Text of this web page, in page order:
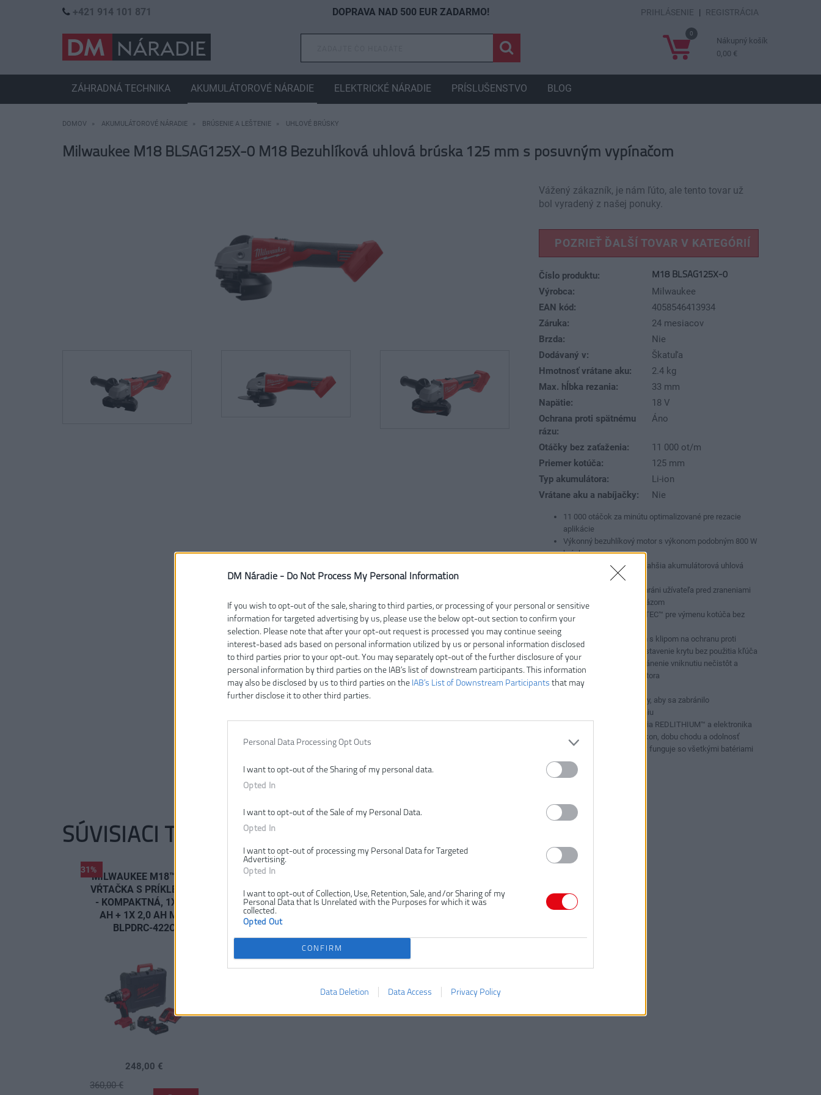
DM Náradie - Do Not Process My Personal Information
If you wish to opt-out of the sale, sharing to third parties, or processing of your personal or sensitive
information for targeted advertising by us, please use the below opt-out section to confirm your
selection. Please note that after your opt-out request is processed you may continue seeing
interest-based ads based on personal information utilized by us or personal information disclosed
to third parties prior to your opt-out. You may separately opt-out of the further disclosure of your
personal information by third parties on the IAB’s list of downstream participants. This information
may also be disclosed by us to third parties on the IAB’s List of Downstream Participants that may
further disclose it to other third parties.
Personal Data Processing Opt Outs
I want to opt-out of the Sharing of my personal data.
Opted In
I want to opt-out of the Sale of my Personal Data.
Opted In
I want to opt-out of processing my Personal Data for Targeted
Advertising.
Opted In
I want to opt-out of Collection, Use, Retention, Sale, and/or Sharing of my
Personal Data that Is Unrelated with the Purposes for which it was
collected.
Opted Out
CONFIRM
Data Deletion Data Access Privacy Policy
DOMOV AKUMULÁTOROVÉ NÁRADIE BRÚSENIE A LEŠTENIE UHLOVÉ BRÚSKY
Milwaukee M18 BLSAG125X-0 M18 Bezuhlíková uhlová brúska 125 mm s posuvným vypínačom
Vážený zákazník, je nám ľúto, ale tento tovar už
bol vyradený z našej ponuky.
POZRIEŤ ĎALŠÍ TOVAR V KATEGÓRIÍ
Číslo produktu:
M18 BLSAG125X-0
Výrobca:
Milwaukee
EAN kód:
4058546413934
Záruka:
24 mesiacov
Brzda:
Nie
Dodávaný v:
Škatuľa
Hmotnosť vrátane aku:
2.4 kg
Max. hĺbka rezania:
33 mm
Napätie:
18 V
Ochrana proti spätnému
rázu:
Áno
Otáčky bez zaťaženia:
11 000 ot/m
Priemer kotúča:
125 mm
Typ akumulátora:
Li-ion
Vrátane aku a nabíjačky:
Nie
11 000 otáčok za minútu optimalizované pre rezacie
aplikácie
Výkonný bezuhlíkový motor s výkonom podobným 800 W
brúske
Najkompaktnejšia a najľahšia akumulátorová uhlová
Bezpečnostná spojka chráni užívateľa pred zraneniami
spôsobenými spätným rázom
Integrovaný systém FIXTEC™ pre výmenu kotúča bez
Bezkľúčový kryt 125 mm s klipom na ochranu proti
prerezaniu pre rýchle nastavenie krytu bez použitia kľúča
Integrované sito na zabránenie vniknutiu nečistôt a
predĺženie životnosti motora
Tenký dizajn rukoväte
Funkcia uzamknutia linky, aby sa zabránilo
automatickému spusteniu
Bezuhlíkový motor, batéria REDLITHIUM™ a elektronika
REDLINK™ poskytujú výkon, dobu chodu a odolnosť
Flexibilný systém batérií: funguje so všetkými batériami
MILWAUKEE® M18™
SÚVISIACI TOVAR
MILWAUKEE M18™ AKU
VŔTAČKA S PRÍKLEPOM
- KOMPAKTNÁ, 1X 4,0
AH + 1X 2,0 AH M18
BLPDRC-422C
-31%
248,00 €
360,00 €
+421 914 101 871 DOPRAVA NAD 500 EUR ZADARMO! PRIHLÁSENIE | REGISTRÁCIA
0
Nákupný košík
0,00 €
ZÁHRADNÁ TECHNIKA AKUMULÁTOROVÉ NÁRADIE ELEKTRICKÉ NÁRADIE PRÍSLUŠENSTVO BLOG